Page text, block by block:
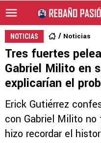
NOTICIAS Noticias
Tres fuertes
Gabriel Milito en
explicarían el
Erick Gutiérrez
con Gabriel Milito no
hizo recordar el